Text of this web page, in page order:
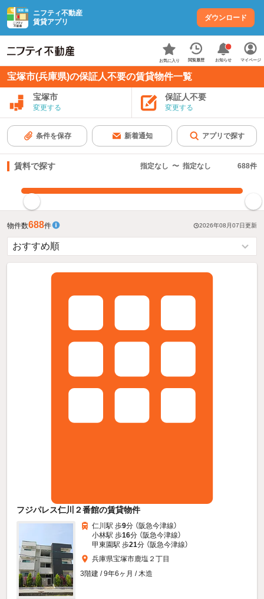
ニフティ不動産
賃貸アプリ
ダウンロード
お気に入り 閲覧履歴 お知らせ マイページ
宝塚市(兵庫県)の保証人不要の賃貸物件一覧
宝塚市
変更する
保証人不要
変更する
条件を保存 新着通知 アプリで探す
賃料で探す 指定なし 〜 指定なし 688件
物件数688件 2026年08月07日更新
フジパレス仁川２番館の賃貸物件
仁川駅 歩9分 （阪急今津線）
小林駅 歩16分 （阪急今津線）
甲東園駅 歩21分 （阪急今津線）
兵庫県宝塚市鹿塩２丁目
3階建 / 9年6ヶ月 / 木造